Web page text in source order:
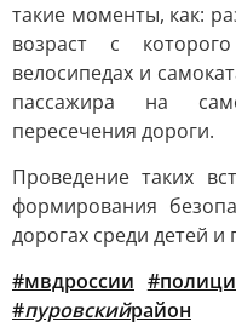
такие моменты, как:
возраст с
велосипедах и
пассажира на
пересечения дороги.
Проведение таких
формирования
дорогах среди детей и
#мвдроссии
#пуровскийрайон